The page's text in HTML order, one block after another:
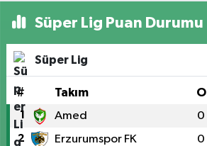
Süper Lig Puan Durumu
Süper Lig
# Takım O
1 Amed 0
2 Erzurumspor FK 0